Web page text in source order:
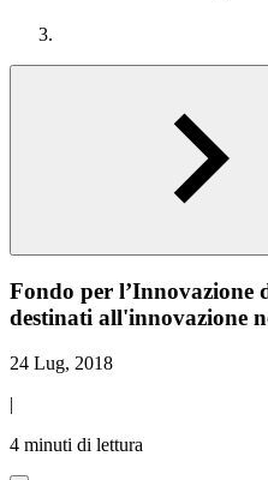
Fondo per
destinati all'innovazione
24 Lug, 2018
|
4 minuti di lettura